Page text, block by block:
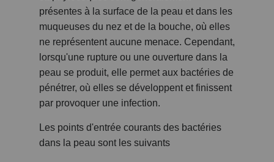
présentes à la surface de la peau et dans les
muqueuses du nez et de la bouche, où elles
ne représentent aucune menace. Cependant,
lorsqu'une rupture ou une ouverture dans la
peau se produit, elle permet aux bactéries de
pénétrer, où elles se développent et finissent
par provoquer une infection.
Les points d'entrée courants des bactéries
dans la peau sont les suivants